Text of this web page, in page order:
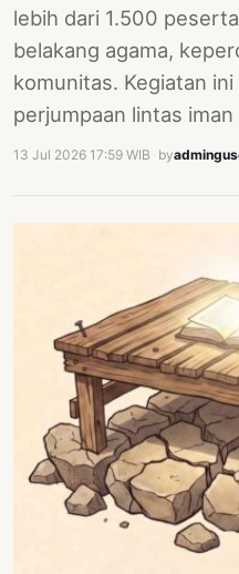
lebih dari 1.500
belakang agama,
komunitas. Kegiatan
perjumpaan lintas
13 Jul 2026 17:59 WIB by